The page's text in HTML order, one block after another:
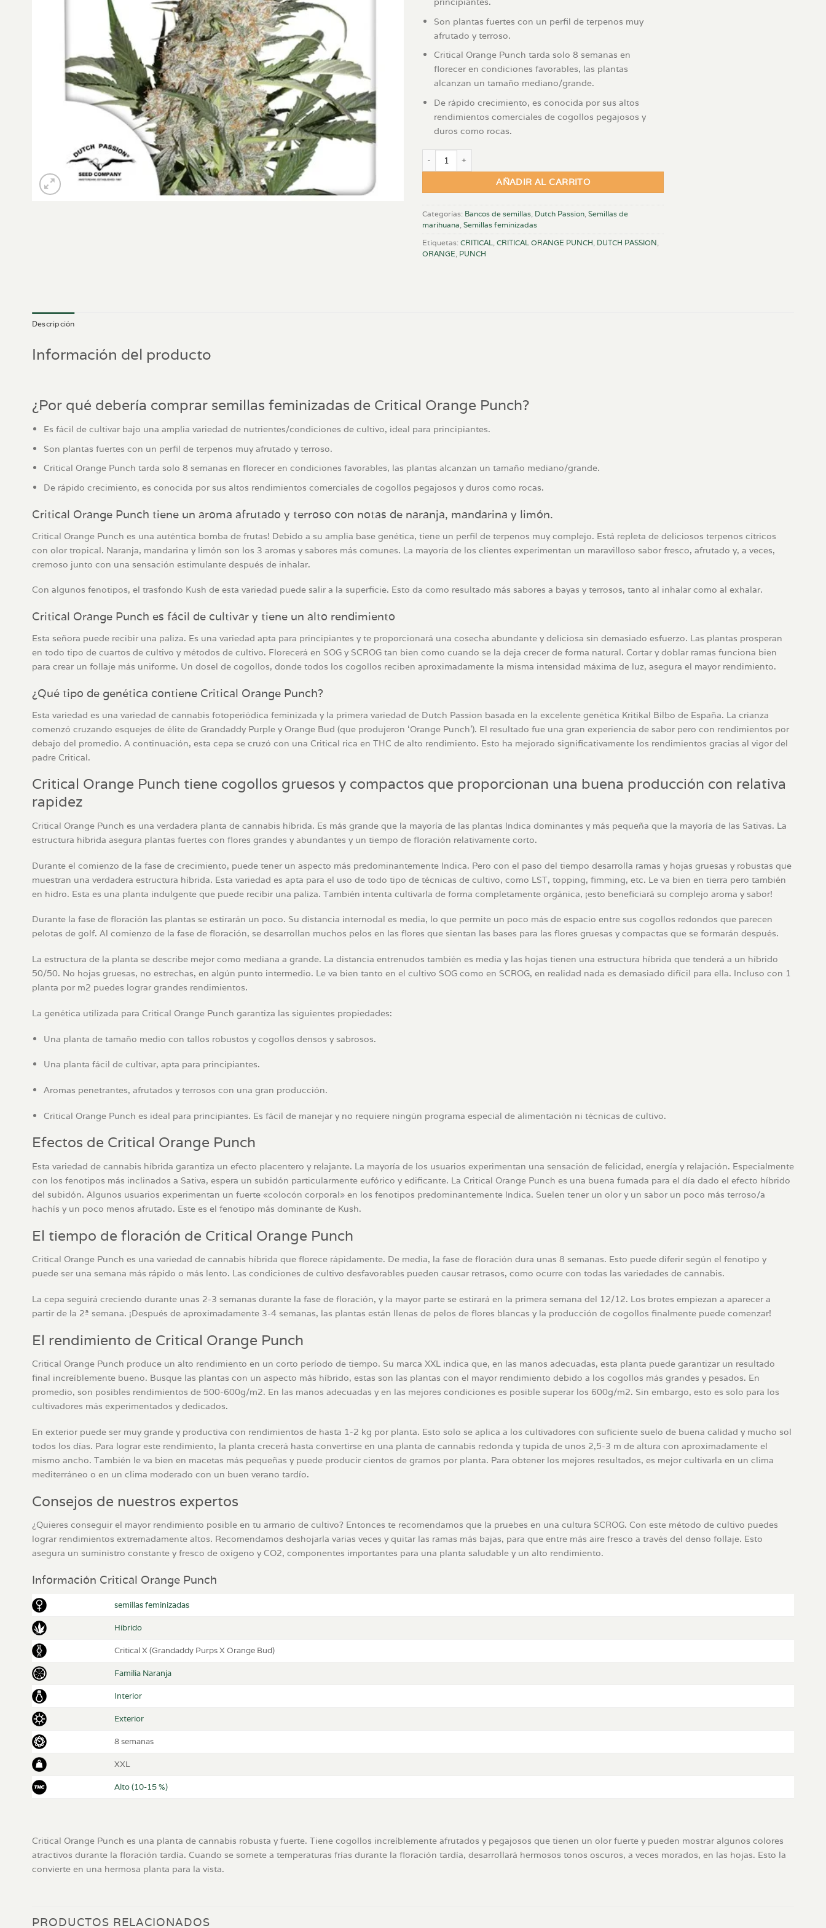
Son plantas fuertes con un perfil de terpenos muy
afrutado y terroso.
Critical Orange Punch tarda solo 8 semanas en
florecer en condiciones favorables, las plantas
alcanzan un tamaño mediano/grande.
De rápido crecimiento, es conocida por sus altos
rendimientos comerciales de cogollos pegajosos y
duros como rocas.
AÑADIR AL CARRITO
Categorías: Bancos de semillas Dutch Passion Semillas de
marihuana Semillas feminizadas
Etiquetas: CRITICAL CRITICAL ORANGE PUNCH DUTCH PASSION
ORANGE PUNCH
Descripción
Información del producto
¿Por qué debería comprar semillas feminizadas de Critical Orange Punch?
Es fácil de cultivar bajo una amplia variedad de nutrientes/condiciones de cultivo, ideal para principiantes.
Son plantas fuertes con un perfil de terpenos muy afrutado y terroso.
Critical Orange Punch tarda solo 8 semanas en florecer en condiciones favorables, las plantas alcanzan un tamaño mediano/grande.
De rápido crecimiento, es conocida por sus altos rendimientos comerciales de cogollos pegajosos y duros como rocas.
Critical Orange Punch tiene un aroma afrutado y terroso con notas de naranja, mandarina y limón.
Critical Orange Punch es una auténtica bomba de frutas! Debido a su amplia base genética, tiene un perfil de terpenos muy complejo. Está repleta de deliciosos terpenos cítricos
con olor tropical. Naranja, mandarina y limón son los 3 aromas y sabores más comunes. La mayoría de los clientes experimentan un maravilloso sabor fresco, afrutado y, a veces,
cremoso junto con una sensación estimulante después de inhalar.
Con algunos fenotipos, el trasfondo Kush de esta variedad puede salir a la superficie. Esto da como resultado más sabores a bayas y terrosos, tanto al inhalar como al exhalar.
Critical Orange Punch es fácil de cultivar y tiene un alto rendimiento
Esta señora puede recibir una paliza. Es una variedad apta para principiantes y te proporcionará una cosecha abundante y deliciosa sin demasiado esfuerzo. Las plantas prosperan
en todo tipo de cuartos de cultivo y métodos de cultivo. Florecerá en SOG y SCROG tan bien como cuando se la deja crecer de forma natural. Cortar y doblar ramas funciona bien
para crear un follaje más uniforme. Un dosel de cogollos, donde todos los cogollos reciben aproximadamente la misma intensidad máxima de luz, asegura el mayor rendimiento.
¿Qué tipo de genética contiene Critical Orange Punch?
Esta variedad es una variedad de cannabis fotoperiódica feminizada y la primera variedad de Dutch Passion basada en la excelente genética Kritikal Bilbo de España. La crianza
comenzó cruzando esquejes de élite de Grandaddy Purple y Orange Bud (que produjeron ‘Orange Punch’). El resultado fue una gran experiencia de sabor pero con rendimientos por
debajo del promedio. A continuación, esta cepa se cruzó con una Critical rica en THC de alto rendimiento. Esto ha mejorado significativamente los rendimientos gracias al vigor del
padre Critical.
Critical Orange Punch tiene cogollos gruesos y compactos que proporcionan una buena producción con relativa
rapidez
Critical Orange Punch es una verdadera planta de cannabis híbrida. Es más grande que la mayoría de las plantas Indica dominantes y más pequeña que la mayoría de las Sativas. La
estructura híbrida asegura plantas fuertes con flores grandes y abundantes y un tiempo de floración relativamente corto.
Durante el comienzo de la fase de crecimiento, puede tener un aspecto más predominantemente Indica. Pero con el paso del tiempo desarrolla ramas y hojas gruesas y robustas que
muestran una verdadera estructura híbrida. Esta variedad es apta para el uso de todo tipo de técnicas de cultivo, como LST, topping, fimming, etc. Le va bien en tierra pero también
en hidro. Esta es una planta indulgente que puede recibir una paliza. También intenta cultivarla de forma completamente orgánica, ¡esto beneficiará su complejo aroma y sabor!
Durante la fase de floración las plantas se estirarán un poco. Su distancia internodal es media, lo que permite un poco más de espacio entre sus cogollos redondos que parecen
pelotas de golf. Al comienzo de la fase de floración, se desarrollan muchos pelos en las flores que sientan las bases para las flores gruesas y compactas que se formarán después.
La estructura de la planta se describe mejor como mediana a grande. La distancia entrenudos también es media y las hojas tienen una estructura híbrida que tenderá a un híbrido
50/50. No hojas gruesas, no estrechas, en algún punto intermedio. Le va bien tanto en el cultivo SOG como en SCROG, en realidad nada es demasiado difícil para ella. Incluso con 1
planta por m2 puedes lograr grandes rendimientos.
La genética utilizada para Critical Orange Punch garantiza las siguientes propiedades:
Una planta de tamaño medio con tallos robustos y cogollos densos y sabrosos.
Una planta fácil de cultivar, apta para principiantes.
Aromas penetrantes, afrutados y terrosos con una gran producción.
Critical Orange Punch es ideal para principiantes. Es fácil de manejar y no requiere ningún programa especial de alimentación ni técnicas de cultivo.
Efectos de Critical Orange Punch
Esta variedad de cannabis híbrida garantiza un efecto placentero y relajante. La mayoría de los usuarios experimentan una sensación de felicidad, energía y relajación. Especialmente
con los fenotipos más inclinados a Sativa, espera un subidón particularmente eufórico y edificante. La Critical Orange Punch es una buena fumada para el día dado el efecto híbrido
del subidón. Algunos usuarios experimentan un fuerte «colocón corporal» en los fenotipos predominantemente Indica. Suelen tener un olor y un sabor un poco más terroso/a
hachís y un poco menos afrutado. Este es el fenotipo más dominante de Kush.
El tiempo de floración de Critical Orange Punch
Critical Orange Punch es una variedad de cannabis híbrida que florece rápidamente. De media, la fase de floración dura unas 8 semanas. Esto puede diferir según el fenotipo y
puede ser una semana más rápido o más lento. Las condiciones de cultivo desfavorables pueden causar retrasos, como ocurre con todas las variedades de cannabis.
La cepa seguirá creciendo durante unas 2-3 semanas durante la fase de floración, y la mayor parte se estirará en la primera semana del 12/12. Los brotes empiezan a aparecer a
partir de la 2ª semana. ¡Después de aproximadamente 3-4 semanas, las plantas están llenas de pelos de flores blancas y la producción de cogollos finalmente puede comenzar!
El rendimiento de Critical Orange Punch
Critical Orange Punch produce un alto rendimiento en un corto período de tiempo. Su marca XXL indica que, en las manos adecuadas, esta planta puede garantizar un resultado
final increíblemente bueno. Busque las plantas con un aspecto más híbrido, estas son las plantas con el mayor rendimiento debido a los cogollos más grandes y pesados. En
promedio, son posibles rendimientos de 500-600g/m2. En las manos adecuadas y en las mejores condiciones es posible superar los 600g/m2. Sin embargo, esto es solo para los
cultivadores más experimentados y dedicados.
En exterior puede ser muy grande y productiva con rendimientos de hasta 1-2 kg por planta. Esto solo se aplica a los cultivadores con suficiente suelo de buena calidad y mucho sol
todos los días. Para lograr este rendimiento, la planta crecerá hasta convertirse en una planta de cannabis redonda y tupida de unos 2,5-3 m de altura con aproximadamente el
mismo ancho. También le va bien en macetas más pequeñas y puede producir cientos de gramos por planta. Para obtener los mejores resultados, es mejor cultivarla en un clima
mediterráneo o en un clima moderado con un buen verano tardío.
Consejos de nuestros expertos
¿Quieres conseguir el mayor rendimiento posible en tu armario de cultivo? Entonces te recomendamos que la pruebes en una cultura SCROG. Con este método de cultivo puedes
lograr rendimientos extremadamente altos. Recomendamos deshojarla varias veces y quitar las ramas más bajas, para que entre más aire fresco a través del denso follaje. Esto
asegura un suministro constante y fresco de oxígeno y CO2, componentes importantes para una planta saludable y un alto rendimiento.
Información Critical Orange Punch
semillas feminizadas
Híbrido
Critical X (Grandaddy Purps X Orange Bud)
Familia Naranja
Interior
Exterior
8 semanas
XXL
Alto (10-15 %)
Critical Orange Punch es una planta de cannabis robusta y fuerte. Tiene cogollos increíblemente afrutados y pegajosos que tienen un olor fuerte y pueden mostrar algunos colores
atractivos durante la floración tardía. Cuando se somete a temperaturas frías durante la floración tardía, desarrollará hermosos tonos oscuros, a veces morados, en las hojas. Esto la
convierte en una hermosa planta para la vista.
PRODUCTOS RELACIONADOS